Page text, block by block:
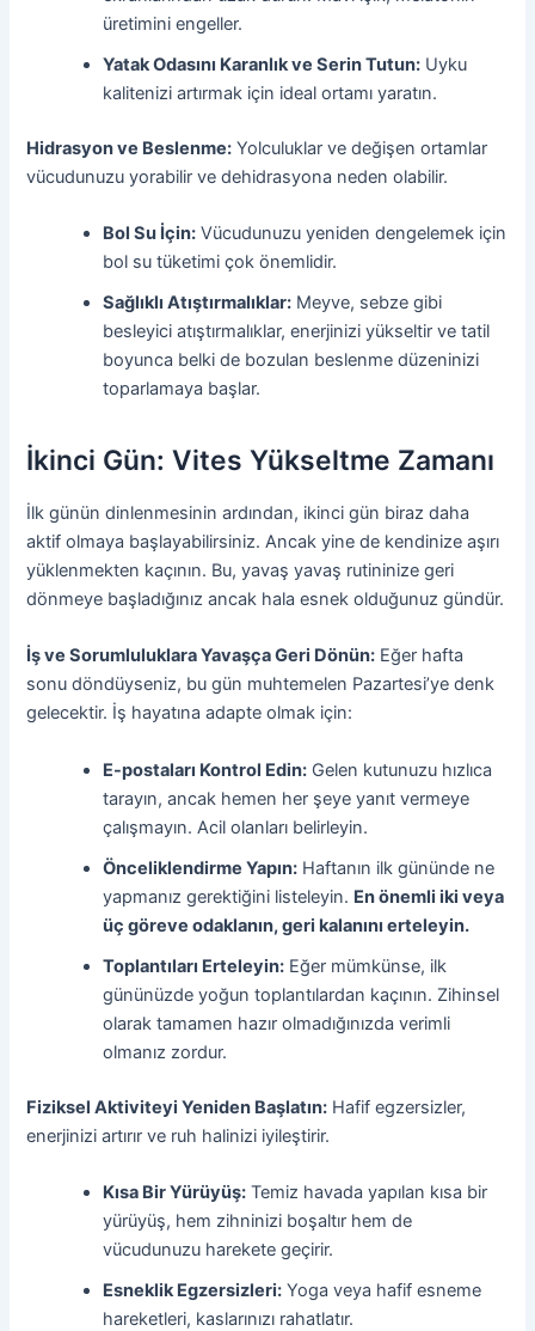
üretimini engeller.
Yatak Odasını Karanlık ve Serin Tutun: Uyku
kalitenizi artırmak için ideal ortamı yaratın.
Hidrasyon ve Beslenme: Yolculuklar ve değişen ortamlar
vücudunuzu yorabilir ve dehidrasyona neden olabilir.
Bol Su İçin: Vücudunuzu yeniden dengelemek için
bol su tüketimi çok önemlidir.
Sağlıklı Atıştırmalıklar: Meyve, sebze gibi
besleyici atıştırmalıklar, enerjinizi yükseltir ve tatil
boyunca belki de bozulan beslenme düzeninizi
toparlamaya başlar.
İkinci Gün: Vites Yükseltme Zamanı
İlk günün dinlenmesinin ardından, ikinci gün biraz daha
aktif olmaya başlayabilirsiniz. Ancak yine de kendinize aşırı
yüklenmekten kaçının. Bu, yavaş yavaş rutininize geri
dönmeye başladığınız ancak hala esnek olduğunuz gündür.
İş ve Sorumluluklara Yavaşça Geri Dönün: Eğer hafta
sonu döndüyseniz, bu gün muhtemelen Pazartesi’ye denk
gelecektir. İş hayatına adapte olmak için:
E-postaları Kontrol Edin: Gelen kutunuzu hızlıca
tarayın, ancak hemen her şeye yanıt vermeye
çalışmayın. Acil olanları belirleyin.
Önceliklendirme Yapın: Haftanın ilk gününde ne
yapmanız gerektiğini listeleyin. En önemli iki veya
üç göreve odaklanın, geri kalanını erteleyin.
Toplantıları Erteleyin: Eğer mümkünse, ilk
gününüzde yoğun toplantılardan kaçının. Zihinsel
olarak tamamen hazır olmadığınızda verimli
olmanız zordur.
Fiziksel Aktiviteyi Yeniden Başlatın: Hafif egzersizler,
enerjinizi artırır ve ruh halinizi iyileştirir.
Kısa Bir Yürüyüş: Temiz havada yapılan kısa bir
yürüyüş, hem zihninizi boşaltır hem de
vücudunuzu harekete geçirir.
Esneklik Egzersizleri: Yoga veya hafif esneme
hareketleri, kaslarınızı rahatlatır.